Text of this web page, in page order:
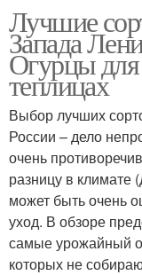
Лучшие
Запада
Огурцы
теплицах
Выбор лучших
России – дело
очень
разницу в климате
может быть очень
уход. В обзоре
самые урожайный
которых не